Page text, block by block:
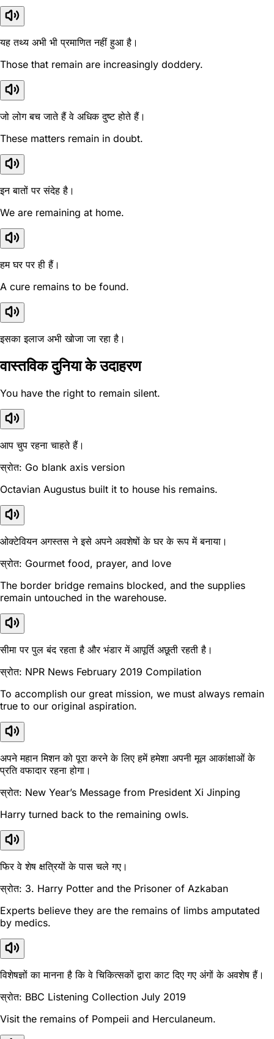
यह तथ्य अभी भी प्रमाणित नहीं हुआ है।
Those that remain are increasingly doddery.
जो लोग बच जाते हैं वे अधिक दुष्ट होते हैं।
These matters remain in doubt.
इन बातों पर संदेह है।
We are remaining at home.
हम घर पर ही हैं।
A cure remains to be found.
इसका इलाज अभी खोजा जा रहा है।
वास्तविक दुनिया के उदाहरण
You have the right to remain silent.
आप चुप रहना चाहते हैं।
स्रोत: Go blank axis version
Octavian Augustus built it to house his remains.
ओक्टेवियन अगस्तस ने इसे अपने अवशेषों के घर के रूप में बनाया।
स्रोत: Gourmet food, prayer, and love
The border bridge remains blocked, and the supplies
remain untouched in the warehouse.
सीमा पर पुल बंद रहता है और भंडार में आपूर्ति अछूती रहती है।
स्रोत: NPR News February 2019 Compilation
To accomplish our great mission, we must always remain
true to our original aspiration.
अपने महान मिशन को पूरा करने के लिए हमें हमेशा अपनी मूल आकांक्षाओं के
प्रति वफादार रहना होगा।
स्रोत: New Year’s Message from President Xi Jinping
Harry turned back to the remaining owls.
फिर वे शेष क्षत्रियों के पास चले गए।
स्रोत: 3. Harry Potter and the Prisoner of Azkaban
Experts believe they are the remains of limbs amputated
by medics.
विशेषज्ञों का मानना है कि वे चिकित्सकों द्वारा काट दिए गए अंगों के अवशेष हैं।
स्रोत: BBC Listening Collection July 2019
Visit the remains of Pompeii and Herculaneum.